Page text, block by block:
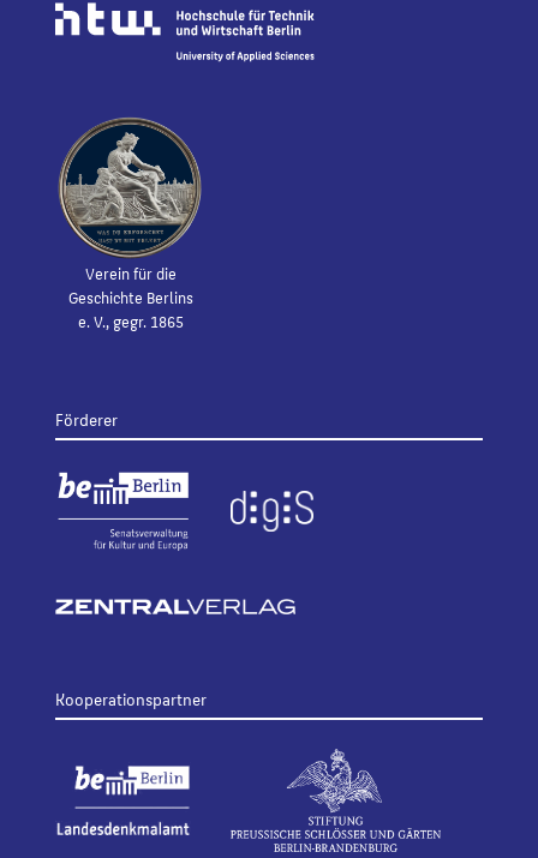
Verein für die
Geschichte Berlins
e. V., gegr. 1865
Förderer
Kooperationspartner